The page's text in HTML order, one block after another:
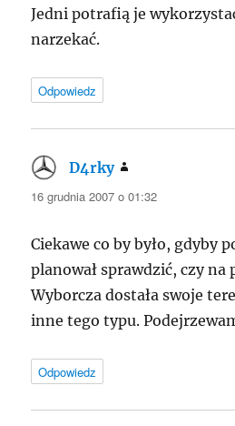
Jedni potrafią je
narzekać.
Odpowiedz
D4rky
16 grudnia 2007 o 01:32
Ciekawe co by było, gdyby
planował sprawdzić, czy na
Wyborcza dostała swoje
inne tego typu.
Odpowiedz